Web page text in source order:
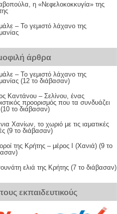
η «Νεφελοκοκκυγία» της
– Το γεμιστό λάχανο της
άρθρα
– Το γεμιστό λάχανο της
(12 το διάβασαν)
Καντάνου – Σελίνου, ένας
προορισμός που τα συνδυάζει
το διάβασαν)
Χανίων, το χωριό με τις ιαματικές
(9 το διάβασαν)
της Κρήτης – μέρος Ι (Χανιά) (9 το
ελιά της Κρήτης (7 το διάβασαν)
τους εκπαιδευτικούς